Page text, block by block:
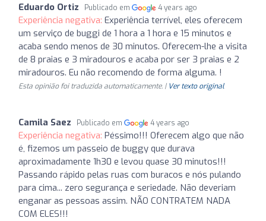
Eduardo Ortiz Publicado em 4 years ago
Experiência negativa: Experiência terrível, eles oferecem
um serviço de buggi de 1 hora a 1 hora e 15 minutos e
acaba sendo menos de 30 minutos. Oferecem-lhe a visita
de 8 praias e 3 miradouros e acaba por ser 3 praias e 2
miradouros. Eu não recomendo de forma alguma. !
Esta opinião foi traduzida automaticamente. | Ver texto original
Camila Saez Publicado em 4 years ago
Experiência negativa: Péssimo!!! Oferecem algo que não
é, fizemos um passeio de buggy que durava
aproximadamente 1h30 e levou quase 30 minutos!!!
Passando rápido pelas ruas com buracos e nós pulando
para cima... zero segurança e seriedade. Não deveriam
enganar as pessoas assim. NÃO CONTRATEM NADA
COM ELES!!!